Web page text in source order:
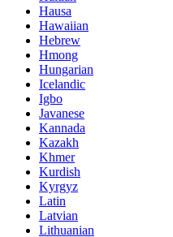
Hausa
Hawaiian
Hebrew
Hmong
Hungarian
Icelandic
Igbo
Javanese
Kannada
Kazakh
Khmer
Kurdish
Kyrgyz
Latin
Latvian
Lithuanian